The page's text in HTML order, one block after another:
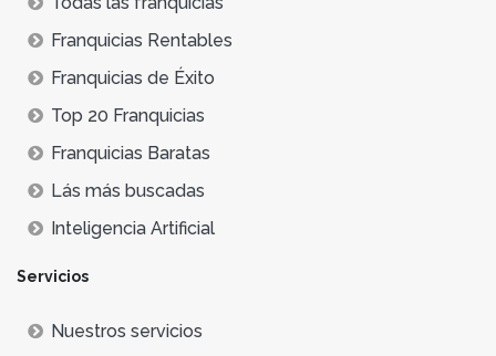
Franquicias Rentables
Franquicias de Éxito
Top 20 Franquicias
Franquicias Baratas
Lás más buscadas
Inteligencia Artificial
Servicios
Nuestros servicios